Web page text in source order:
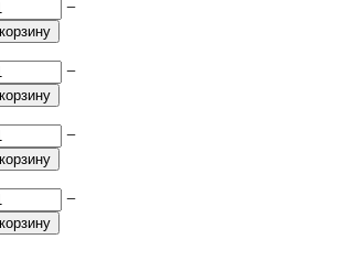
−
−
−
−